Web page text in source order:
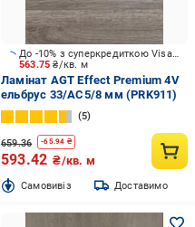
563.75₴/кв. м
До -10% з суперкредиткою Visa Вигода
Ламінат AGT Effect Premium 4V
ельбрус 33/АС5/8 мм (PRK911)
5
659.36 -65.94 ₴
593.42 ₴/кв. м
Cамовивіз Доставимо